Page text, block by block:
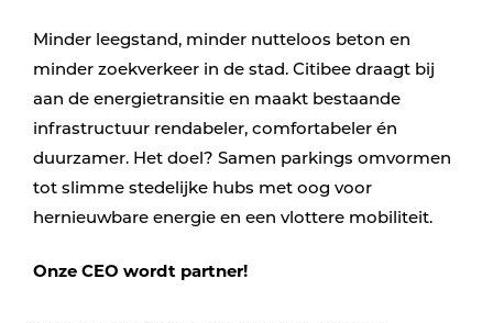
Minder leegstand, minder nutteloos beton en
minder zoekverkeer in de stad. Citibee draagt bij
aan de energietransitie en maakt bestaande
infrastructuur rendabeler, comfortabeler én
duurzamer. Het doel? Samen parkings omvormen
tot slimme stedelijke hubs met oog voor
hernieuwbare energie en een vlottere mobiliteit.
Onze CEO wordt partner!